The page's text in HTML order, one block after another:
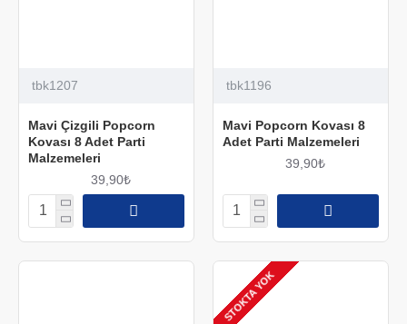
tbk1207
Mavi Çizgili Popcorn
Kovası 8 Adet Parti
Malzemeleri
39,90₺
tbk1196
Mavi Popcorn Kovası 8
Adet Parti Malzemeleri
39,90₺
STOKTA YOK